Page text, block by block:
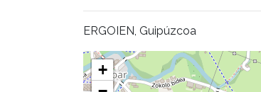
ERGOIEN, Guipúzcoa
+